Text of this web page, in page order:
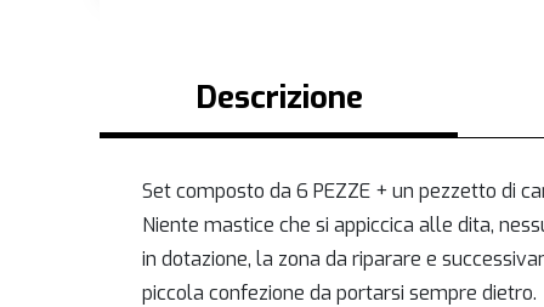
Descrizione
Set composto da 6 PEZZE + un pezzetto di
Niente mastice che si appiccica alle dita,
in dotazione, la zona da riparare e
piccola confezione da portarsi sempre dietro.